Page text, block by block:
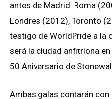
antes de Madrid: Roma
Londres (2012), Toronto
testigo de WorldPride a la
será la ciudad anfitriona
50 Aniversario de
Ambas galas contarán